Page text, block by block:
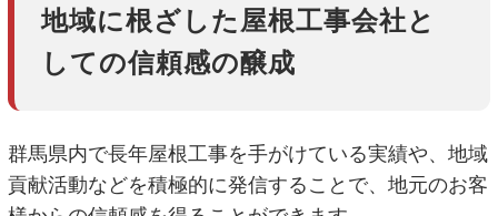
地域に根ざした屋根工事会社と
しての信頼感の醸成
群馬県内で長年屋根工事を手がけている実績や、地域
貢献活動などを積極的に発信することで、地元のお客